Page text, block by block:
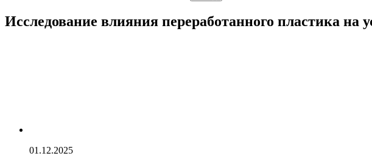
Исследование влияния переработанного пластика на
01.12.2025